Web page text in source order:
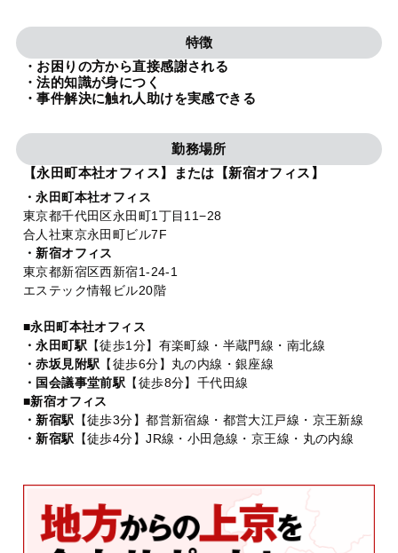
特徴
・お困りの方から直接感謝される
・法的知識が身につく
・事件解決に触れ人助けを実感できる
勤務場所
【永田町本社オフィス】または【新宿オフィス】
・永田町本社オフィス
東京都千代田区永田町1丁目11−28
合人社東京永田町ビル7F
・新宿オフィス
東京都新宿区西新宿1-24-1
エステック情報ビル20階
■永田町本社オフィス
・永田町駅 【徒歩1分】有楽町線・半蔵門線・南北線
・赤坂見附駅 【徒歩6分】丸の内線・銀座線
・国会議事堂前駅 【徒歩8分】千代田線
■新宿オフィス
・新宿駅 【徒歩3分】都営新宿線・都営大江戸線・京王新線
・新宿駅 【徒歩4分】JR線・小田急線・京王線・丸の内線